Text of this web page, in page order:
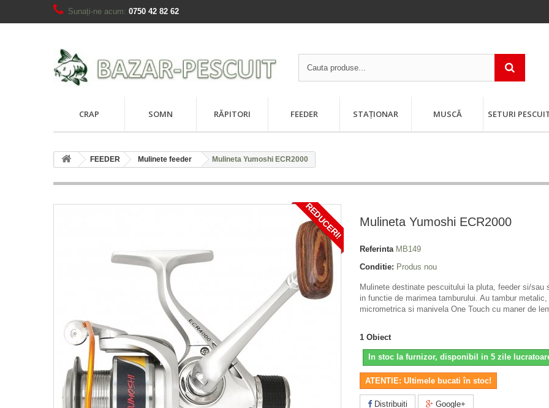
Sunați-ne acum: 0750 42 82 62
CRAP SOMN RĂPITORI FEEDER STAȚIONAR MUSCĂ SETURI
FEEDER Mulinete feeder Mulineta Yumoshi ECR2000
REDUCERI! Mulineta Yumoshi ECR2000
Referinta MB149
Conditie: Produs nou
Mulinete destinate pescuitului la pluta, feeder si/sau
in functie de marimea tamburului. Au tambur metalic,
micrometrica si manivela One Touch cu maner de
1 Obiect
In stoc la furnizor, disponibil in 5 zile
ATENTIE: Ultimele bucati în stoc!
Distribuiti Google+